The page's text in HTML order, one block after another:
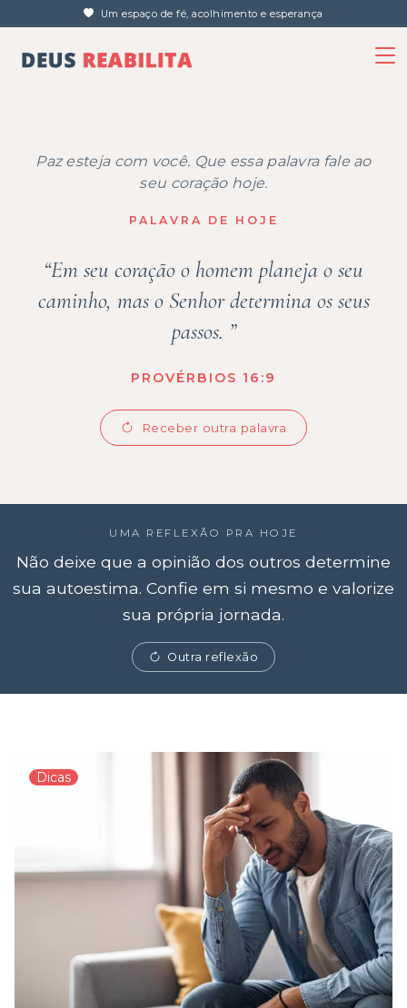
Um espaço de fé, acolhimento e esperança
Paz esteja com você. Que essa palavra fale ao
seu coração hoje.
PALAVRA DE HOJE
“Em seu coração o homem planeja o seu
caminho, mas o Senhor determina os seus
passos. ”
PROVÉRBIOS 16:9
Receber outra palavra
UMA REFLEXÃO PRA HOJE
Não deixe que a opinião dos outros determine
sua autoestima. Confie em si mesmo e valorize
sua própria jornada.
Outra reflexão
Dicas